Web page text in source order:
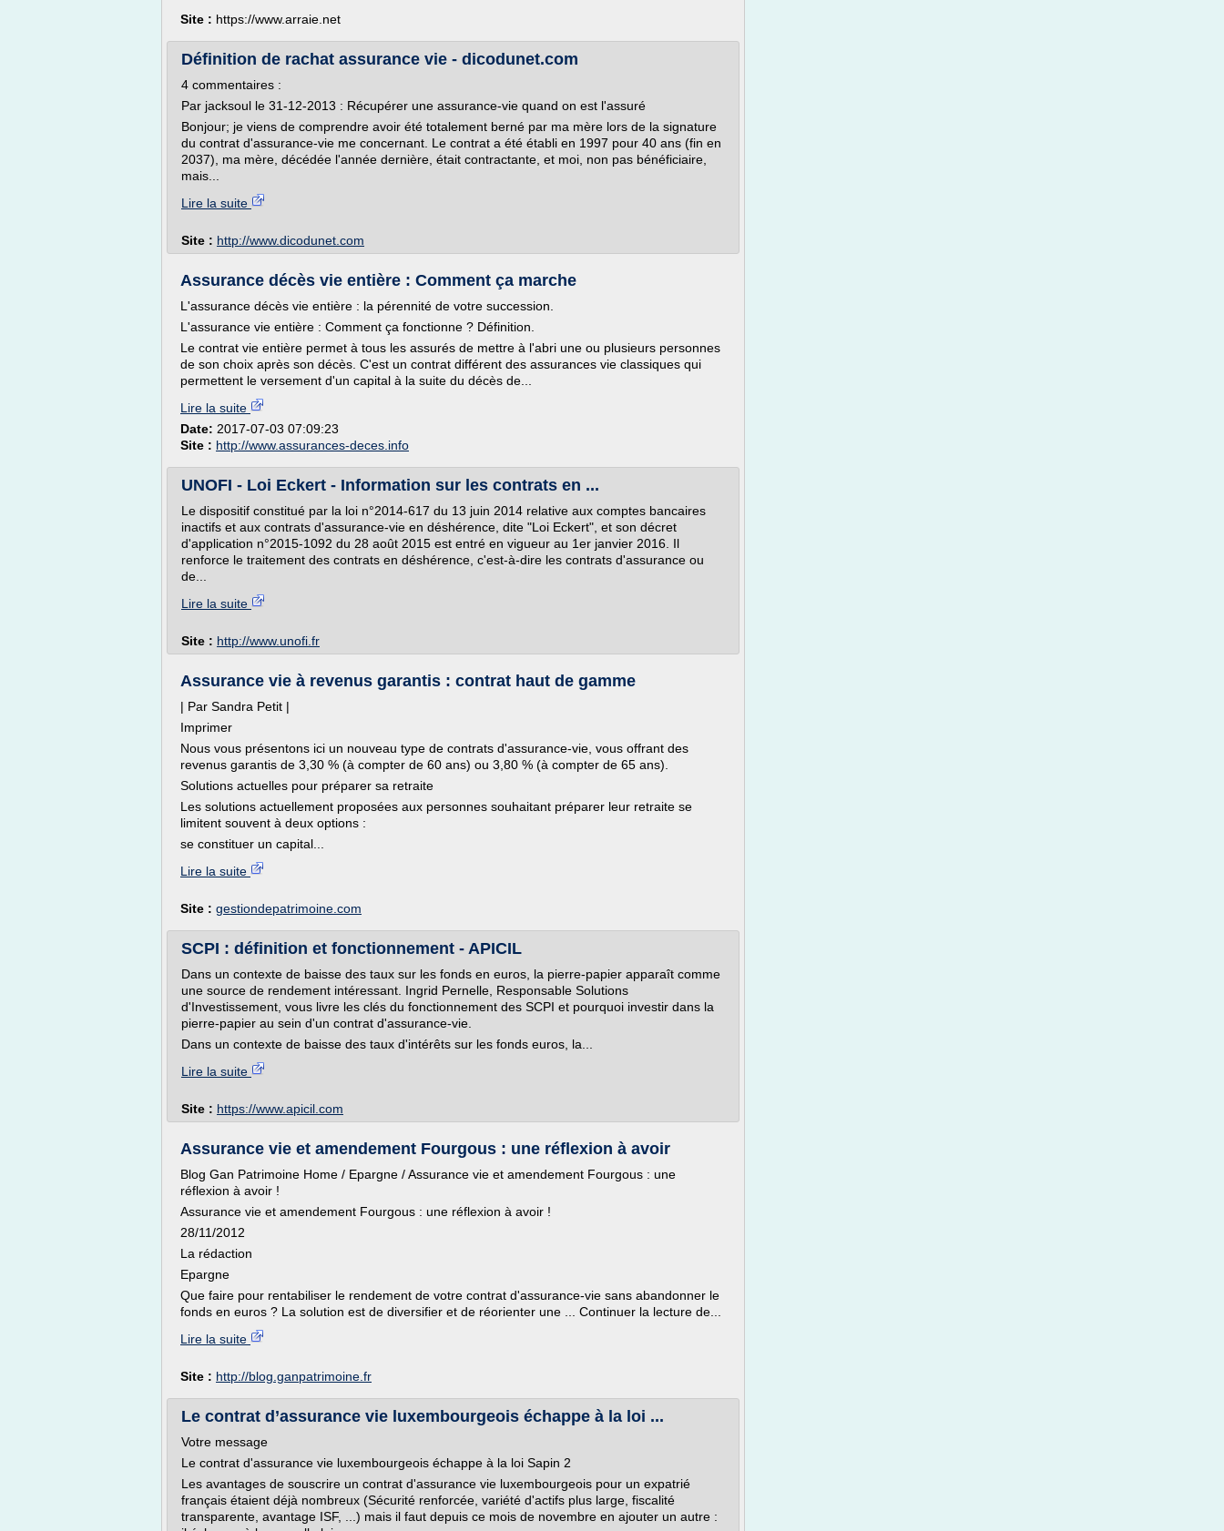
Site : https://www.arraie.net
Définition de rachat assurance vie - dicodunet.com
4 commentaires :
Par jacksoul le 31-12-2013 : Récupérer une assurance-vie quand on est l'assuré
Bonjour; je viens de comprendre avoir été totalement berné par ma mère lors de la signature
du contrat d'assurance-vie me concernant. Le contrat a été établi en 1997 pour 40 ans (fin en
2037), ma mère, décédée l'année dernière, était contractante, et moi, non pas bénéficiaire,
mais...
Lire la suite
Site : http://www.dicodunet.com
Assurance décès vie entière : Comment ça marche
L'assurance décès vie entière : la pérennité de votre succession.
L'assurance vie entière : Comment ça fonctionne ? Définition.
Le contrat vie entière permet à tous les assurés de mettre à l'abri une ou plusieurs personnes
de son choix après son décès. C'est un contrat différent des assurances vie classiques qui
permettent le versement d'un capital à la suite du décès de...
Lire la suite
Date: 2017-07-03 07:09:23
Site : http://www.assurances-deces.info
UNOFI - Loi Eckert - Information sur les contrats en ...
Le dispositif constitué par la loi n°2014-617 du 13 juin 2014 relative aux comptes bancaires
inactifs et aux contrats d'assurance-vie en déshérence, dite "Loi Eckert", et son décret
d'application n°2015-1092 du 28 août 2015 est entré en vigueur au 1er janvier 2016. Il
renforce le traitement des contrats en déshérence, c'est-à-dire les contrats d'assurance ou
de...
Lire la suite
Site : http://www.unofi.fr
Assurance vie à revenus garantis : contrat haut de gamme
| Par Sandra Petit |
Imprimer
Nous vous présentons ici un nouveau type de contrats d'assurance-vie, vous offrant des
revenus garantis de 3,30 % (à compter de 60 ans) ou 3,80 % (à compter de 65 ans).
Solutions actuelles pour préparer sa retraite
Les solutions actuellement proposées aux personnes souhaitant préparer leur retraite se
limitent souvent à deux options :
se constituer un capital...
Lire la suite
Site : gestiondepatrimoine.com
SCPI : définition et fonctionnement - APICIL
Dans un contexte de baisse des taux sur les fonds en euros, la pierre-papier apparaît comme
une source de rendement intéressant. Ingrid Pernelle, Responsable Solutions
d'Investissement, vous livre les clés du fonctionnement des SCPI et pourquoi investir dans la
pierre-papier au sein d'un contrat d'assurance-vie.
Dans un contexte de baisse des taux d'intérêts sur les fonds euros, la...
Lire la suite
Site : https://www.apicil.com
Assurance vie et amendement Fourgous : une réflexion à avoir
Blog Gan Patrimoine Home / Epargne / Assurance vie et amendement Fourgous : une
réflexion à avoir !
Assurance vie et amendement Fourgous : une réflexion à avoir !
28/11/2012
La rédaction
Epargne
Que faire pour rentabiliser le rendement de votre contrat d'assurance-vie sans abandonner le
fonds en euros ? La solution est de diversifier et de réorienter une ... Continuer la lecture de...
Lire la suite
Site : http://blog.ganpatrimoine.fr
Le contrat d’assurance vie luxembourgeois échappe à la loi ...
Votre message
Le contrat d'assurance vie luxembourgeois échappe à la loi Sapin 2
Les avantages de souscrire un contrat d'assurance vie luxembourgeois pour un expatrié
français étaient déjà nombreux (Sécurité renforcée, variété d'actifs plus large, fiscalité
transparente, avantage ISF, ...) mais il faut depuis ce mois de novembre en ajouter un autre :